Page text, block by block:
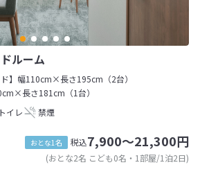
ルーム
ド】幅110cm×長さ195cm（2台）
長さ181cm（1台）
トイレ 禁煙
おとな1名 税込7,900～21,300円
(おとな2名 こども0名・1部屋/1泊2日)